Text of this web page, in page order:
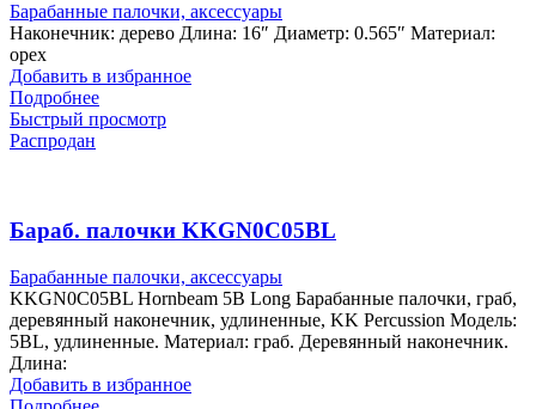
Барабанные палочки, аксессуары
Наконечник: дерево Длина: 16″ Диаметр: 0.565″ Материал:
орех
Добавить в избранное
Подробнее
Быстрый просмотр
Распродан
Бараб. палочки KKGN0C05BL
Барабанные палочки, аксессуары
KKGN0C05BL Hornbeam 5B Long Барабанные палочки, граб,
деревянный наконечник, удлиненные, KK Percussion Модель:
5BL, удлиненные. Материал: граб. Деревянный наконечник.
Длина:
Добавить в избранное